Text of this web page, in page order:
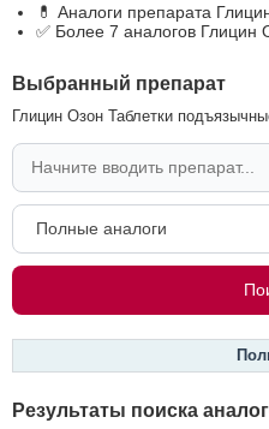
💊 Аналоги препарата
✅ Более 7 аналогов Глицин
Выбранный препарат
Глицин Озон Таблетки
Результаты поиска